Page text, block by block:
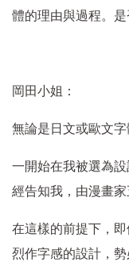
體的理由與過程。
岡田小姐：
無論是日文或歐文字
一開始在我被選為
經告知我，由漫畫家
在這樣的前提下，
烈作字感的設計，